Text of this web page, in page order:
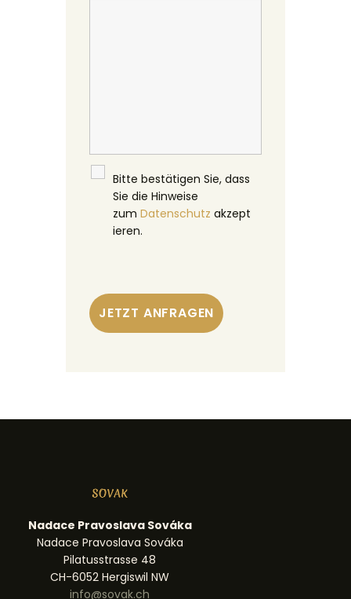
Bitte bestätigen Sie, dass
Sie die Hinweise
zum Datenschutz akzept
ieren.
Nadace Pravoslava Sováka
Nadace Pravoslava Sováka
Pilatusstrasse 48
CH-6052 Hergiswil NW
info@sovak.ch